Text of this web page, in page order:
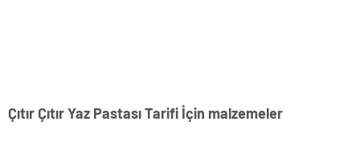
Çıtır Çıtır Yaz Pastası Tarifi İçin malzemeler